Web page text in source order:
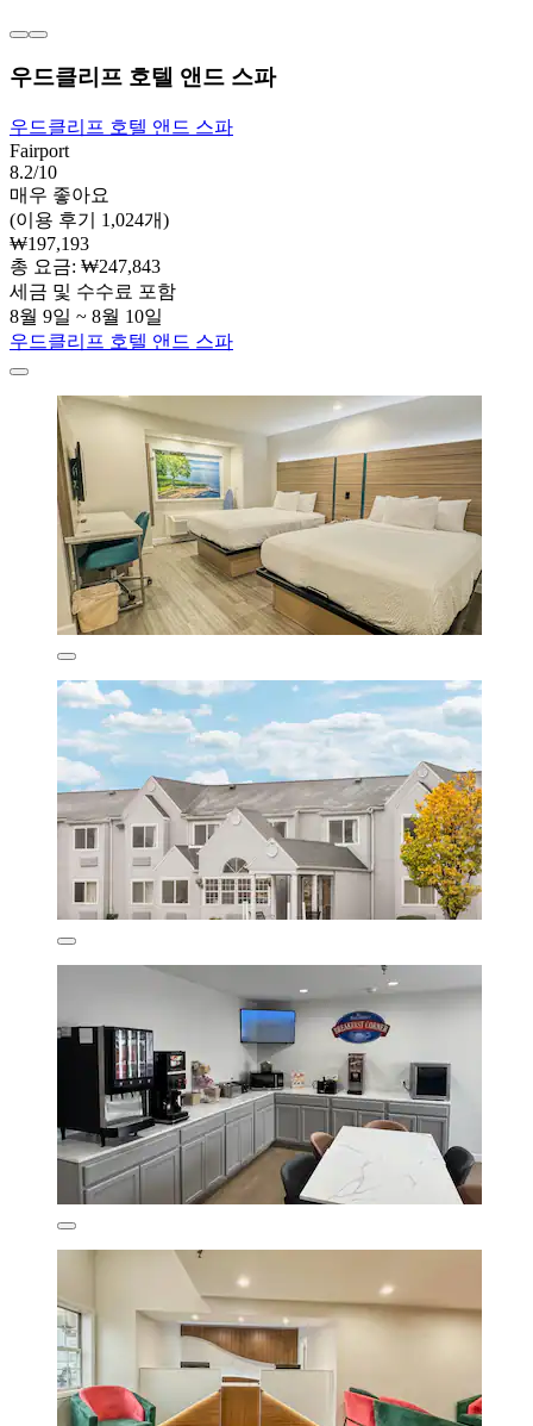
우드클리프 호텔 앤드 스파
우드클리프 호텔 앤드 스파
Fairport
8.2/10
매우 좋아요
(이용 후기 1,024개)
₩197,193
총 요금: ₩247,843
세금 및 수수료 포함
8월 9일 ~ 8월 10일
우드클리프 호텔 앤드 스파